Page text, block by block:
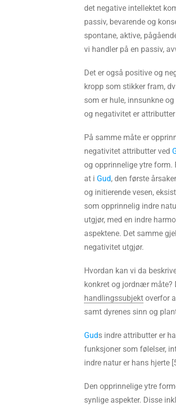
det negative intellektet
passiv, bevarende og
spontane, aktive,
vi handler på en passiv,
Det er også positive og
kropp som stikker fram,
som er hule, innsunkne
og negativitet er
På samme måte er
negativitet attributter ved
og opprinnelige ytre form.
at i Gud, den første
og initierende vesen,
som opprinnelig indre
utgjør, med en indre
aspektene. Det samme
negativitet utgjør.
Hvordan kan vi da
konkret og jordnær måte?
handlingssubjekt overfor
samt dyrenes sinn og
Guds indre attributter er
funksjoner som følelser,
indre natur er hans hjerte
Den opprinnelige ytre
synlige aspekter. Disse